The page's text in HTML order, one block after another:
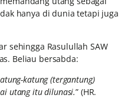
hanya di dunia tetapi juga
sehingga Rasulullah SAW
Beliau bersabda:
katung (tergantung)
utang itu dilunasi.” (HR.